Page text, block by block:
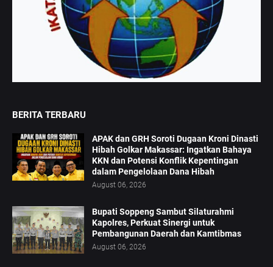
BERITA TERBARU
APAK dan GRH Soroti Dugaan Kroni Dinasti
Hibah Golkar Makassar: Ingatkan Bahaya
KKN dan Potensi Konflik Kepentingan
dalam Pengelolaan Dana Hibah
August 06, 2026
Bupati Soppeng Sambut Silaturahmi
Kapolres, Perkuat Sinergi untuk
Pembangunan Daerah dan Kamtibmas
August 06, 2026